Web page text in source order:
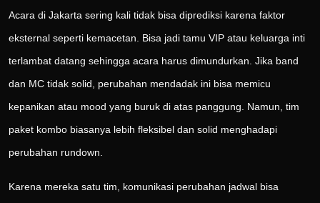
Acara di Jakarta sering kali tidak bisa diprediksi karena faktor
eksternal seperti kemacetan. Bisa jadi tamu VIP atau keluarga inti
terlambat datang sehingga acara harus dimundurkan. Jika band
dan MC tidak solid, perubahan mendadak ini bisa memicu
kepanikan atau mood yang buruk di atas panggung. Namun, tim
paket kombo biasanya lebih fleksibel dan solid menghadapi
perubahan rundown.
Karena mereka satu tim, komunikasi perubahan jadwal bisa